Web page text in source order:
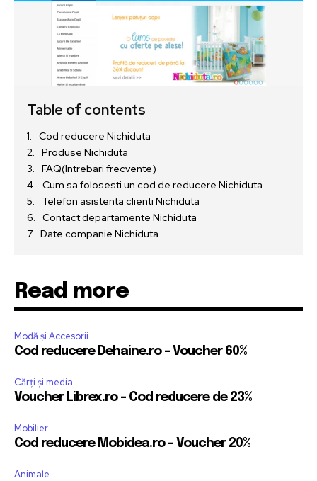
Table of contents
Cod reducere Nichiduta
Produse Nichiduta
FAQ(Intrebari frecvente)
Cum sa folosesti un cod de reducere Nichiduta
Telefon asistenta clienti Nichiduta
Contact departamente Nichiduta
Date companie Nichiduta
Read more
Modă și Accesorii
Cod reducere Dehaine.ro – Voucher 60%
Cărți și media
Voucher Librex.ro – Cod reducere de 23%
Mobilier
Cod reducere Mobidea.ro – Voucher 20%
Animale